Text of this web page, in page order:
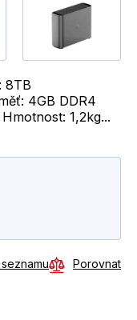
8TB
4GB DDR4
1,2kg...
Porovnat